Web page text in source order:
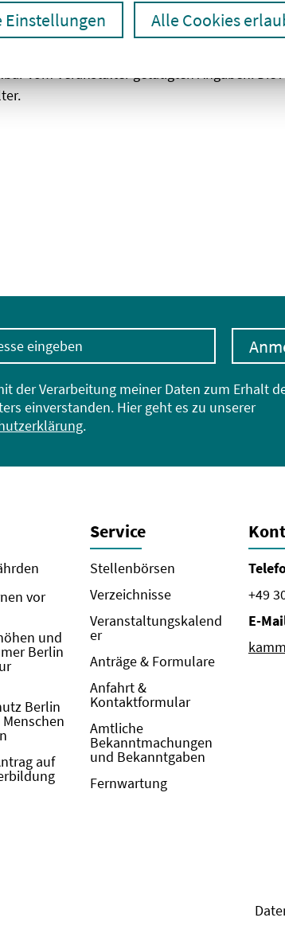
Alle Cookies
vom Veranstalter getätigten Angaben.
eingeben
der Verarbeitung meiner Daten zum Erhalt
einverstanden. Hier geht es zu unserer
.
vor
und
Berlin
Berlin
auf
Service
Stellenbörsen
Verzeichnisse
Veranstaltungskalend
er
Anträge & Formulare
Anfahrt &
Kontaktformular
Amtliche
Bekanntmachungen
und Bekanntgaben
Fernwartung
+49
E-